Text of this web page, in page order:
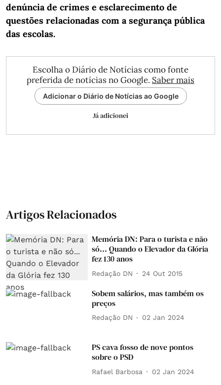
denúncia de crimes e esclarecimento de
questões relacionadas com a segurança pública
das escolas.
Escolha o Diário de Notícias como fonte
preferida de notícias no Google. Saber mais
Adicionar o Diário de Notícias ao Google
Já adicionei
Artigos Relacionados
Memória DN: Para o turista e não
só... Quando o Elevador da Glória
fez 130 anos
Redação DN 24 Out 2015
Sobem salários, mas também os
preços
Redação DN 02 Jan 2024
PS cava fosso de nove pontos
sobre o PSD
Rafael Barbosa 02 Jan 2024